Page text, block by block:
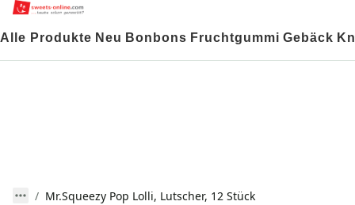
Alle Produkte Neu Bonbons Fruchtgummi Gebäck
Mr.Squeezy Pop Lolli, Lutscher, 12 Stück